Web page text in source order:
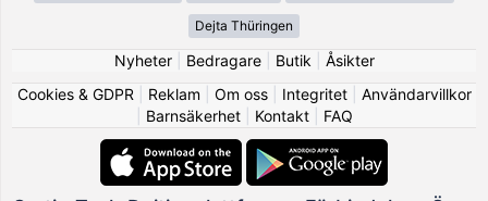
Dejta Thüringen
Nyheter| Bedragare| Butik
Åsikter
Cookies & GDPR
Reklam Om oss| Integritet| Användarvillkor
Barnsäkerhet| Kontakt| FAQ